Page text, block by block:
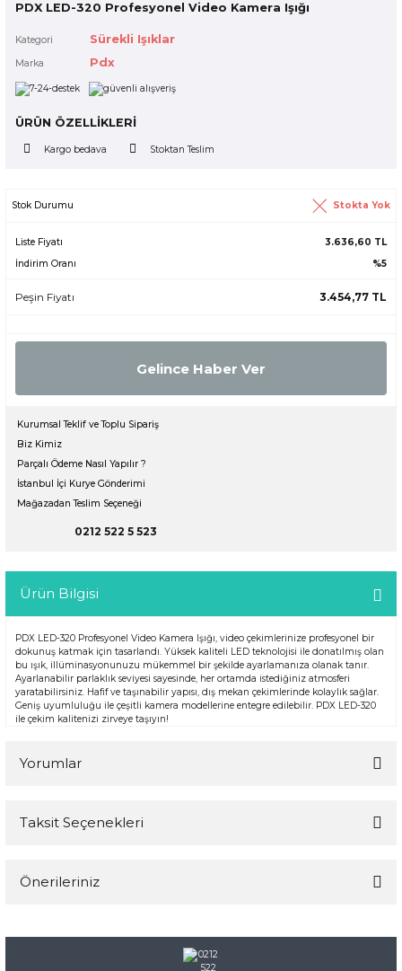
PDX LED-320 Profesyonel Video Kamera Işığı
Kategori Sürekli Işıklar
Marka Pdx
ÜRÜN ÖZELLİKLERİ
Kargo bedava Stoktan Teslim
Stok Durumu Stokta Yok
Liste Fiyatı
3.636,60 TL
İndirim Oranı
%5
Peşin Fiyatı 3.454,77 TL
Gelince Haber Ver
Kurumsal Teklif ve Toplu Sipariş
Biz Kimiz
Parçalı Ödeme Nasıl Yapılır ?
İstanbul İçi Kurye Gönderimi
Mağazadan Teslim Seçeneği
0212 522 5 523
Ürün Bilgisi
PDX LED-320 Profesyonel Video Kamera Işığı, video çekimlerinize profesyonel bir
dokunuş katmak için tasarlandı. Yüksek kaliteli LED teknolojisi ile donatılmış olan
bu ışık, illüminasyonunuzu mükemmel bir şekilde ayarlamanıza olanak tanır.
Ayarlanabilir parlaklık seviyesi sayesinde, her ortamda istediğiniz atmosferi
yaratabilirsiniz. Hafif ve taşınabilir yapısı, dış mekan çekimlerinde kolaylık sağlar.
Geniş uyumluluğu ile çeşitli kamera modellerine entegre edilebilir. PDX LED-320
ile çekim kalitenizi zirveye taşıyın!
Yorumlar
Taksit Seçenekleri
Önerileriniz
konularda yetersiz gördüğünüz noktaları öneri formunu
kullanarak tarafımıza iletebilirsiniz.